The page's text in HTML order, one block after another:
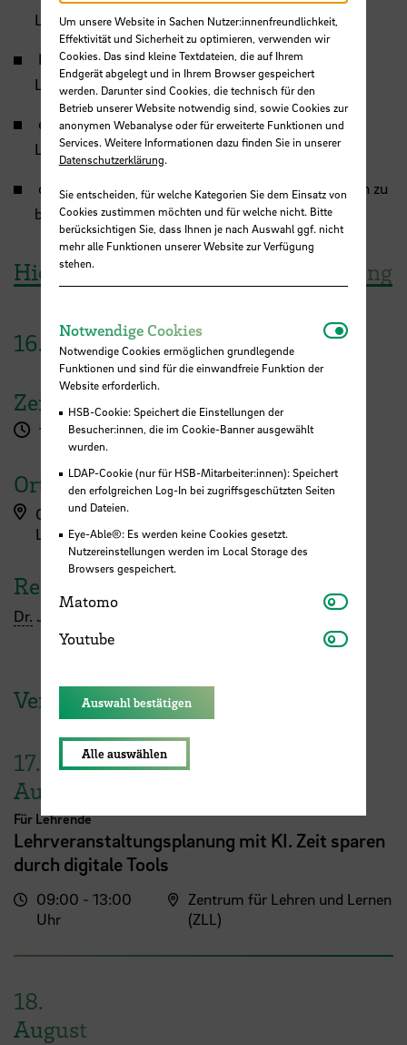
Lernergebnisse zu formulieren,
KI-gestützte Tools wie ChatGPT gezielt für die
Lernergebnisformulierung einzusetzen,
effektive Prompts zur Formulierung von
Lernergebnissen zu schreiben und
die Qualität der generierten Lernergebnisse kritisch zu
bewerten.
Hier geht es zur Workshopanmeldung
16. März2026
Zeit
13:00 - 17:30 Uhr
Ort
Campus Neustadt, Langemarckstraße (L-Gebäude)
L-Gebäude - L 2
Referent:in
Dr. Johanna Brauns und Andrea Broens
Veranstaltungen der HSB
17.
August
Für Lehrende
Lehrveranstaltungsplanung mit KI. Zeit sparen
durch digitale Tools
09:00 - 13:00
Uhr
Zentrum für Lehren und Lernen
(ZLL)
18.
August
Um unsere Website in Sachen Nutzer:innenfreundlichkeit,
Effektivität und Sicherheit zu optimieren, verwenden wir
Cookies. Das sind kleine Textdateien, die auf Ihrem
Endgerät abgelegt und in Ihrem Browser gespeichert
werden. Darunter sind Cookies, die technisch für den
Betrieb unserer Website notwendig sind, sowie Cookies zur
anonymen Webanalyse oder für erweiterte Funktionen und
Services. Weitere Informationen dazu finden Sie in unserer
Datenschutzerklärung.
Sie entscheiden, für welche Kategorien Sie dem Einsatz von
Cookies zustimmen möchten und für welche nicht. Bitte
berücksichtigen Sie, dass Ihnen je nach Auswahl ggf. nicht
mehr alle Funktionen unserer Website zur Verfügung
stehen.
Notwendige Cookies
Notwendige Cookies ermöglichen grundlegende
Funktionen und sind für die einwandfreie Funktion der
Website erforderlich.
HSB-Cookie: Speichert die Einstellungen der
Besucher:innen, die im Cookie-Banner ausgewählt
wurden.
LDAP-Cookie (nur für HSB-Mitarbeiter:innen): Speichert
den erfolgreichen Log-In bei zugriffsgeschützten Seiten
und Dateien.
Eye-Able®: Es werden keine Cookies gesetzt.
Nutzereinstellungen werden im Local Storage des
Browsers gespeichert.
Matomo Matomo
Youtube Youtube
Auswahl bestätigen
Alle auswählen